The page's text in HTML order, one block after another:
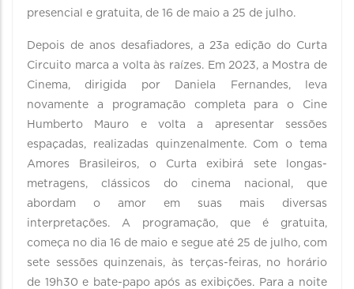
presencial e gratuita, de 16 de maio a 25 de julho.
Depois de anos desafiadores, a 23a edição do Curta
Circuito marca a volta às raízes. Em 2023, a Mostra de
Cinema, dirigida por Daniela Fernandes, leva
novamente a programação completa para o Cine
Humberto Mauro e volta a apresentar sessões
espaçadas, realizadas quinzenalmente. Com o tema
Amores Brasileiros, o Curta exibirá sete longas-
metragens, clássicos do cinema nacional, que
abordam o amor em suas mais diversas
interpretações. A programação, que é gratuita,
começa no dia 16 de maio e segue até 25 de julho, com
sete sessões quinzenais, às terças-feiras, no horário
de 19h30 e bate-papo após as exibições. Para a noite